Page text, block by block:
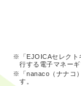
※「EJOICAセレクト
行する電子マネーギ
※「nanaco（ナナコ
す。